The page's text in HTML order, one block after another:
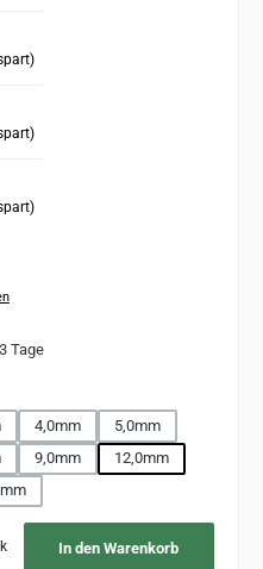
Tage
4,0mm
5,0mm
9,0mm
12,0mm
In den Warenkorb